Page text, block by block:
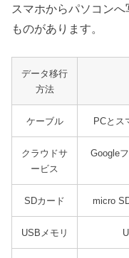
スマホからパソコン
ものがあります。
データ移行
方法
ケーブル PCとス
クラウドサ
ービス
Google
SDカード micro
USBメモリ